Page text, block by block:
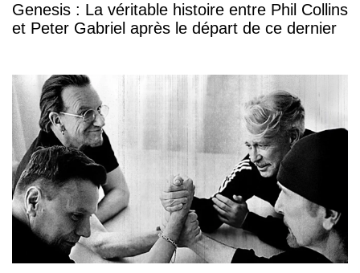
Genesis : La véritable histoire entre Phil Collins
et Peter Gabriel après le départ de ce dernier